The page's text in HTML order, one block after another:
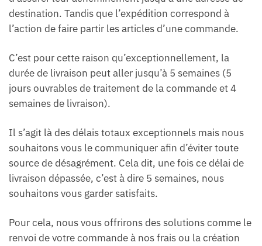
destination. Tandis que l’expédition correspond à
l’action de faire partir les articles d’une commande.
C’est pour cette raison qu’exceptionnellement, la
durée de livraison peut aller jusqu’à 5 semaines (5
jours ouvrables de traitement de la commande et 4
semaines de livraison).
Il s’agit là des délais totaux exceptionnels mais nous
souhaitons vous le communiquer afin d’éviter toute
source de désagrément. Cela dit, une fois ce délai de
livraison dépassée, c’est à dire 5 semaines, nous
souhaitons vous garder satisfaits.
Pour cela, nous vous offrirons des solutions comme le
renvoi de votre commande à nos frais ou la création